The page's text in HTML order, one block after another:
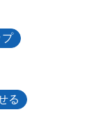
プ
る